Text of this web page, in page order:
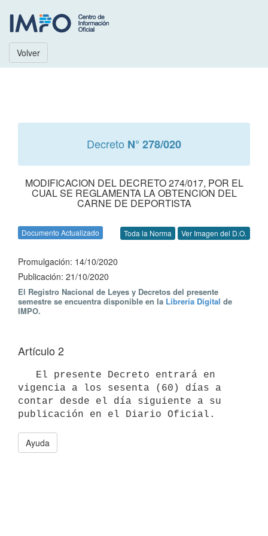
Volver
Decreto N° 278/020
MODIFICACION DEL DECRETO 274/017, POR EL
CUAL SE REGLAMENTA LA OBTENCION DEL
CARNE DE DEPORTISTA
Documento Actualizado Toda la Norma Ver Imagen del D.O.
Promulgación: 14/10/2020
Publicación: 21/10/2020
El Registro Nacional de Leyes y Decretos del presente
semestre se encuentra disponible en la Librería Digital de
IMPO.
Artículo 2
vigencia a los sesenta (60) días a
contar desde el día siguiente a su
Ayuda